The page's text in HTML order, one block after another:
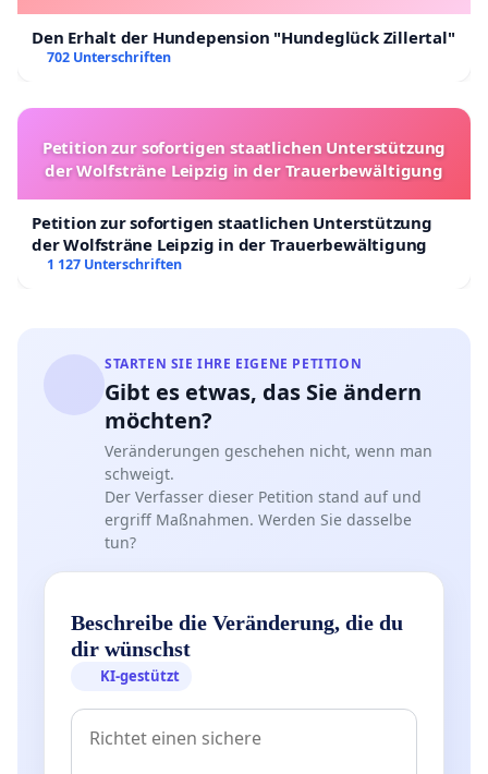
Den Erhalt der Hundepension "Hundeglück Zillertal"
702 Unterschriften
Petition zur sofortigen staatlichen Unterstützung
der Wolfsträne Leipzig in der Trauerbewältigung
Petition zur sofortigen staatlichen Unterstützung
der Wolfsträne Leipzig in der Trauerbewältigung
1 127 Unterschriften
STARTEN SIE IHRE EIGENE PETITION
Gibt es etwas, das Sie ändern
möchten?
Veränderungen geschehen nicht, wenn man
schweigt.
Der Verfasser dieser Petition stand auf und
ergriff Maßnahmen. Werden Sie dasselbe
tun?
Beschreibe die Veränderung, die du
dir wünschst
KI-gestützt